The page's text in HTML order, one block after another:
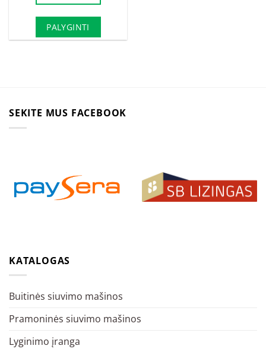
PALYGINTI
SEKITE MUS FACEBOOK
KATALOGAS
Buitinės siuvimo mašinos
Pramoninės siuvimo mašinos
Lyginimo įranga